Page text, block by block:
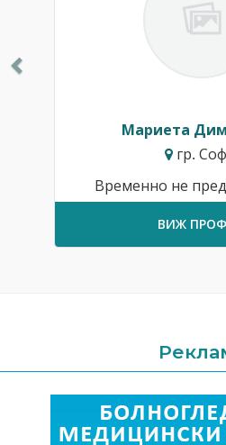
Мариета
гр.
Временно не
ВИЖ